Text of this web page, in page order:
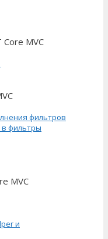
MVC
фильтров
фильтры
MVC
и